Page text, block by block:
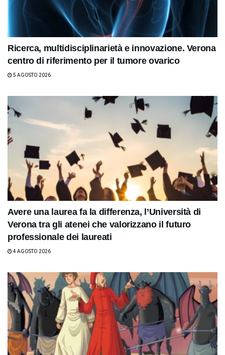
Ricerca, multidisciplinarietà e innovazione. Verona
centro di riferimento per il tumore ovarico
5 AGOSTO 2026
Avere una laurea fa la differenza, l’Università di
Verona tra gli atenei che valorizzano il futuro
professionale dei laureati
4 AGOSTO 2026